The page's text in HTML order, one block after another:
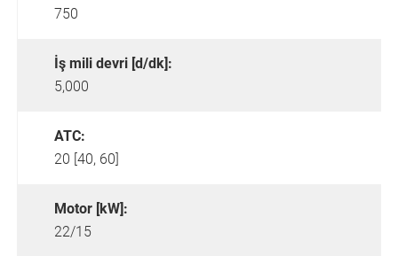
750
İş mili devri [d/dk]:
5,000
ATC:
20 [40, 60]
Motor [kW]:
22/15